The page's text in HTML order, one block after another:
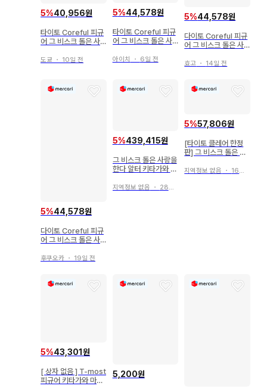
5%40,956원
타이토 Coreful 피규
어 그 비스크 돌은 사
린 ~베로니카ver.~
도쿄 ・ 10일 전
5%44,578원
타이토 Coreful 피규
어 그 비스크 돌은 사
린 ~베로니카ver.~
아이치 ・ 6일 전
5%44,578원
다이토 Coreful 피규
어 그 비스크 돌은 사
린 ~베로니카ver.~
효고 ・ 14일 전
5%44,578원
다이토 Coreful 피규
어 그 비스크 돌은 사
린 ~베로니카ver.~
후쿠오카 ・ 19일 전
5%439,415원
그 비스크 돌은 사랑을
한다 알터 키타가와 마
지역정보 없음 ・ 28일 전
5%57,806원
[타이토 클레어 한정
판] 그 비스크 돌은 사
키타가와 마린 피규어
지역정보 없음 ・ 16일 전
5%43,301원
[ 상자 없음 ] T-most
피규어 키타가와 마린
5,200원